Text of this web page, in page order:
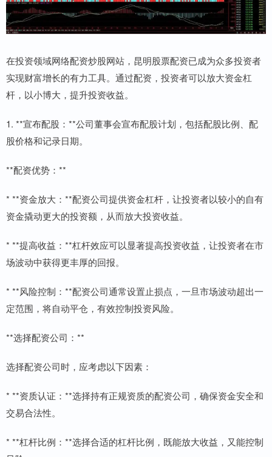
在投资领域网络配资炒股网站，昆明股票配资已成为众多投资者
实现财富增长的有力工具。通过配资，投资者可以放大资金杠
杆，以小博大，提升投资收益。
1. **宣布配股：**公司董事会宣布配股计划，包括配股比例、配
股价格和记录日期。
**配资优势：**
* **资金放大：**配资公司提供资金杠杆，让投资者以较小的自有
资金撬动更大的投资额，从而放大投资收益。
* **提高收益：**杠杆效应可以显著提高投资收益，让投资者在市
场波动中获得更丰厚的回报。
* **风险控制：**配资公司通常设置止损点，一旦市场波动超出一
定范围，将自动平仓，有效控制投资风险。
**选择配资公司：**
选择配资公司时，应考虑以下因素：
* **资质认证：**选择持有正规资质的配资公司，确保资金安全和
交易合法性。
* **杠杆比例：**选择合适的杠杆比例，既能放大收益，又能控制